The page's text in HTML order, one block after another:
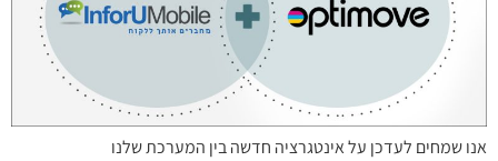
אנו שמחים לעדכן על אינטגרציה חדשה בין המערכת שלנו